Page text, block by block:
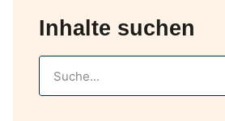
Inhalte suchen